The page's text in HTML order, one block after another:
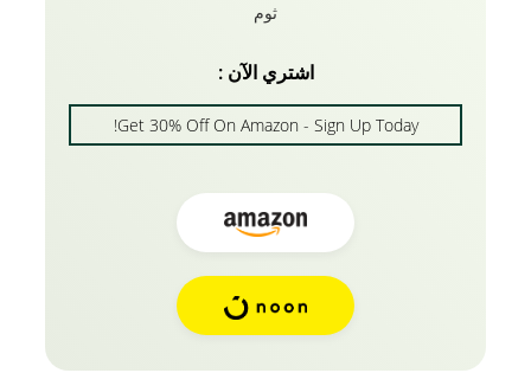
ثوم
اشتري الآن :
Get 30% Off On Amazon - Sign Up Today!